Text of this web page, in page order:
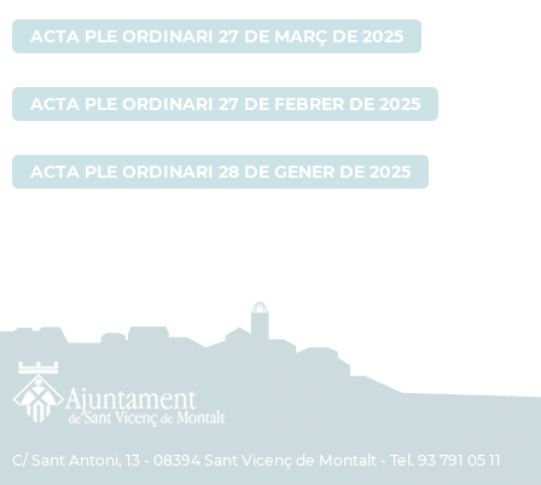
ACTA PLE ORDINARI 27 DE MARÇ DE 2025
ACTA PLE ORDINARI 27 DE FEBRER DE 2025
ACTA PLE ORDINARI 28 DE GENER DE 2025
C/ Sant Antoni, 13 - 08394 Sant Vicenç de Montalt - Tel. 93 791 05 11